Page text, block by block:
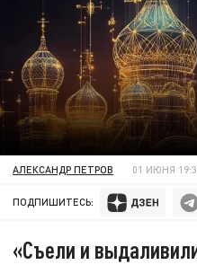
АЛЕКСАНДР ПЕТРОВ 01 ИЮНЯ
ПОДПИШИТЕСЬ:
«Съели и